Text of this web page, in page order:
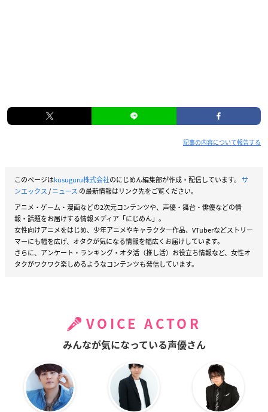
記事の内容について報告する
このページはkusuguru株式会社のにじめん編集部が作成・配信しています。 サ
ンエックス/ニュース の最新情報はリンク先をご覧ください。
アニメ・ゲーム・漫画などの2次元コンテンツや、声優・舞台・俳優などの情
報・話題をお届けする情報メディア「にじめん」。
女性向けアニメをはじめ、少年アニメやキャラクター作品、VTuberなどストリー
マーにも幅を広げ、オタクが気になる情報を幅広くお届けしています。
さらに、アンケート・ランキング・オタ活（推し活）お役立ち情報など、女性オ
タクがワクワク楽しめるようなコンテンツも発信しています。
VOICE ACTOR
みんなが気になっている声優さん